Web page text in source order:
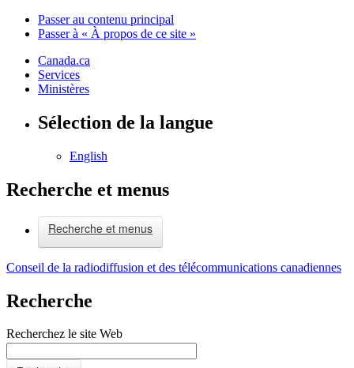
Passer au contenu principal
Passer à « À propos de ce site »
Canada.ca
Services
Ministères
Sélection de la langue
English
Recherche et menus
Recherche et menus
Conseil de la radiodiffusion et des télécommunications canadiennes
Recherche
Recherchez le site Web